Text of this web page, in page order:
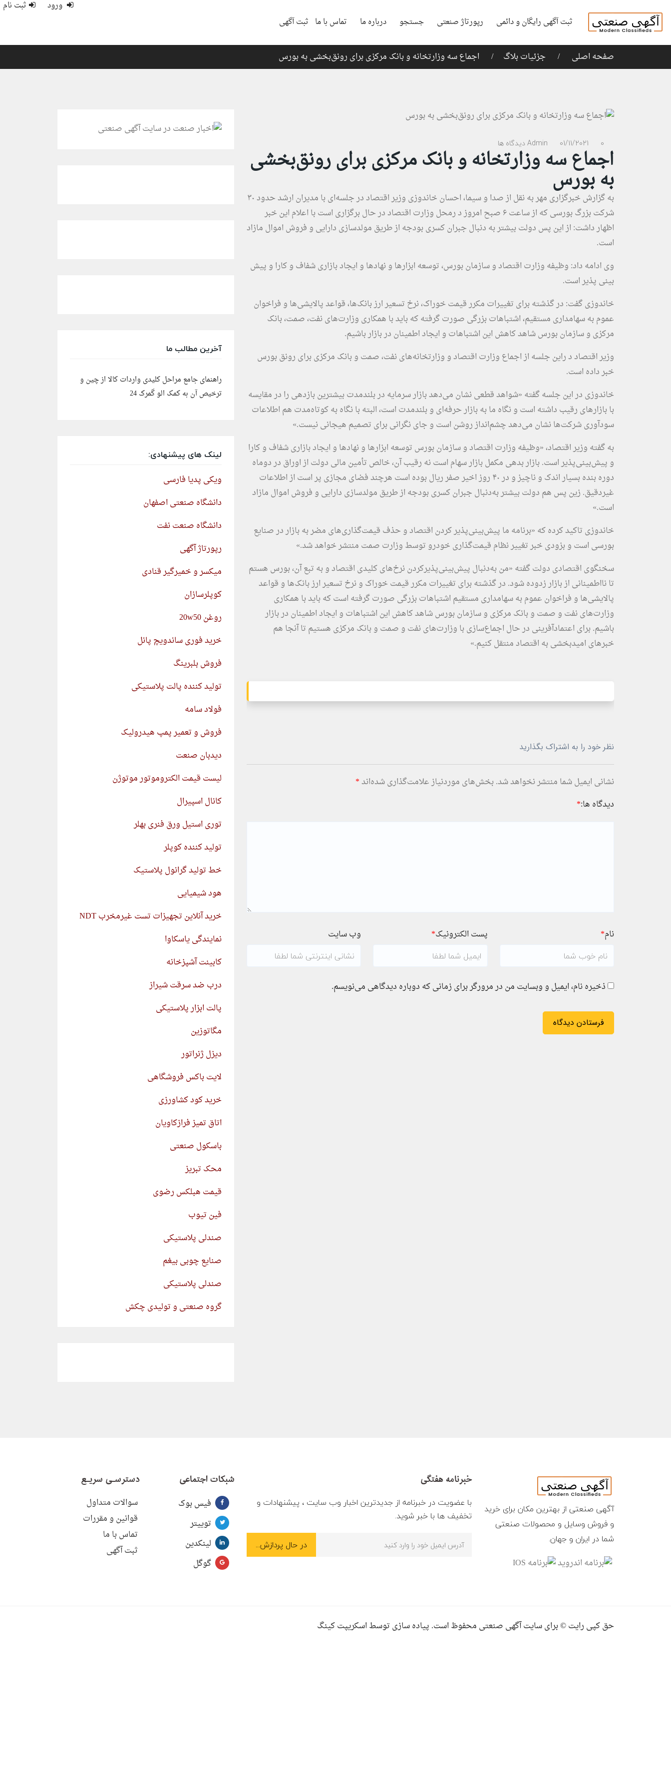
ثبت آگهی رایگان و دائمی رپورتاژ صنعتی جستجو درباره ما تماس با ما ثبت آگهی
ورود ثبت نام
صفحه اصلی جزئیات بلاگ اجماع سه وزارتخانه و بانک مرکزی برای رونق‌بخشی به بورس
Admin 01/11/2021 0 دیدگاه ها
اجماع سه وزارتخانه و بانک مرکزی برای رونق‌بخشی
به بورس
به گزارش خبرگزاری مهر
به نقل از صدا و سیما، احسان خاندوزی وزیر اقتصاد در جلسه‌ای با مدیران ارشد حدود ۳۰
شرکت بزرگ بورسی که از ساعت ۶ صبح امروز د رمحل وزارت اقتصاد در حال برگزاری است با اعلام این خبر
اظهار داشت: از این پس دولت بیشتر به دنبال جبران کسری بودجه از طریق مولدسازی دارایی و فروش اموال مازاد
است.
وی ادامه داد: وظیفه وزارت اقتصاد و سازمان بورس، توسعه ابزارها و نهادها و ایجاد بازاری شفاف و کارا و پیش
بینی پذیر است.
خاندوزی گفت: در گذشته برای تغییرات مکرر قیمت خوراک، نرخ تسعیر ارز بانک‌ها، قواعد پالایشی‌ها و فراخوان
عموم به سهامداری مستقیم، اشتباهات بزرگی صورت گرفته که باید با همکاری وزارت‌های نفت، صمت، بانک
مرکزی و سازمان بورس شاهد کاهش این اشتباهات و ایجاد اطمینان در بازار باشیم.
وزیر اقتصاد د راین جلسه از اجماع وزارت اقتصاد و وزارتخانه‌های نفت، صمت و بانک مرکزی برای رونق بورس
خبر داده است.
خاندوزی در این جلسه گفته «شواهد قطعی نشان می‌دهد بازار سرمایه در بلندمدت بیشترین بازدهی را در مقایسه
با بازارهای رقیب داشته است و نگاه ما به بازار حرفه‌ای و بلندمدت است، البته با نگاه به کوتاه‌مدت هم اطلاعات
سودآوری شرکت‌ها نشان می‌دهد چشم‌انداز روشن است و جای نگرانی برای تصمیم هیجانی نیست.»
به گفته وزیر اقتصاد، «وظیفه وزارت اقتصاد و سازمان بورس توسعه ابزارها و نهادها و ایجاد بازاری شفاف و کارا
و پیش‌بینی‌پذیر است. بازار بدهی مکمل بازار سهام است نه رقیب آن، خالص تأمین مالی دولت از اوراق در دوماه
دوره بنده بسیار اندک و ناچیز و در ۴۰ روز اخیر صفر ریال بوده است هرچند فضای مجازی پر است از اطلاعات
غیردقیق. زین پس هم دولت بیشتر به‌دنبال جبران کسری بودجه از طریق مولدسازی دارایی و فروش اموال مازاد
است.»
خاندوزی تاکید کرده که «برنامه ما پیش‌بینی‌پذیر کردن اقتصاد و حذف قیمت‌گذاری‌های مضر به بازار در صنایع
بورسی است و بزودی خبر تغییر نظام قیمت‌گذاری خودرو توسط وزارت صمت منتشر خواهد شد.»
سخنگوی اقتصادی دولت گفته «من به‌دنبال پیش‌بینی‌پذیرکردن نرخ‌های کلیدی اقتصاد و به تبع آن، بورس هستم
تا نااطمینانی از بازار زدوده شود. در گذشته برای تغییرات مکرر قیمت خوراک و نرخ تسعیر ارز بانک‌ها و قواعد
پالایشی‌ها و فراخوان عموم به سهامداری مستقیم اشتباهات بزرگی صورت گرفته است که باید با همکاری
وزارت‌های نفت و صمت و بانک مرکزی و سازمان بورس شاهد کاهش این اشتباهات و ایجاد اطمینان در بازار
باشیم. برای اعتمادآفرینی در حال اجماع‌سازی با وزارت‌های نفت و صمت و بانک مرکزی هستیم تا آنجا هم
خبرهای امیدبخشی به اقتصاد منتقل کنیم.»
نظر خود را به اشتراک بگذارید
نشانی ایمیل شما منتشر نخواهد شد. بخش‌های موردنیاز علامت‌گذاری شده‌اند*
دیدگاه ها:*
نام* پست الکترونیک* وب سایت
ذخیره نام، ایمیل و وبسایت من در مرورگر برای زمانی که دوباره دیدگاهی می‌نویسم.
آخرین مطالب ما
راهنمای جامع مراحل کلیدی واردات کالا از چین و
ترخیص آن به کمک الو گمرک 24
لینک های پیشنهادی:
ویکی پدیا فارسی
دانشگاه صنعتی اصفهان
دانشگاه صنعت نفت
رپورتاژ آگهی
میکسر و خمیرگیر قنادی
کوپلرسازان
روغن 20w50
خرید فوری ساندویچ پانل
فروش بلبرینگ
تولید کننده پالت پلاستیکی
فولاد سامه
فروش و تعمیر پمپ هیدرولیک
دیدبان صنعت
لیست قیمت الکتروموتور موتوژن
کانال اسپیرال
توری استیل ورق فنری بهلر
تولید کننده کوپلر
خط تولید گرانول پلاستیک
هود شیمیایی
خرید آنلاین تجهیزات تست غیرمخرب NDT
نمایندگی یاسکاوا
کابینت آشپزخانه
درب ضد سرقت شیراز
پالت ابزار پلاستیکی
مگاتوزین
دیزل ژنراتور
لایت باکس فروشگاهی
خرید کود کشاورزی
اتاق تمیز فرازکاویان
باسکول صنعتی
محک تبریز
قیمت هبلکس رضوی
فین تیوب
صندلی پلاستیکی
صنایع چوبی بیغم
صندلی پلاستیکی
گروه صنعتی و تولیدی چکش
آگهی صنعتی از بهترین مکان برای خرید
و فروش وسایل و محصولات صنعتی
شما در ایران و جهان.
خبرنامه هفتگی
با عضویت در خبرنامه از جدیدترین اخبار وب سایت ، پیشنهادات و
تخفیف ها با خبر شوید.
شبکات اجتماعی
فیس بوک
توییتر
لینکدین
گوگل
دسترسـی سریـع
سوالات متداول
قوانین و مقررات
تماس با ما
ثبت آگهی
حق کپی رایت © برای سایت آگهی صنعتی محفوظ است. پیاده سازی توسط اسکریپت کینگ